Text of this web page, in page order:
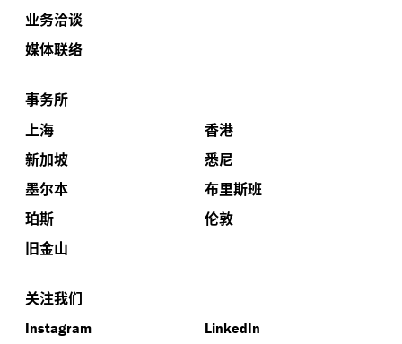
业务洽谈
媒体联络
事务所
上海
香港
新加坡
悉尼
墨尔本
布里斯班
珀斯
伦敦
旧金山
关注我们
Instagram
LinkedIn